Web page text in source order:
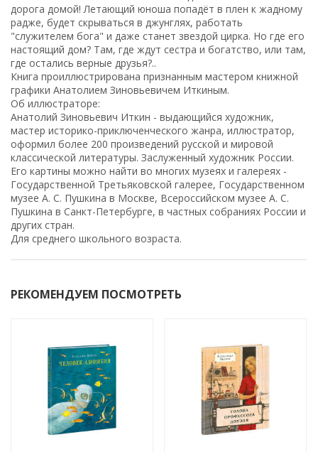
дорога домой! Летающий юноша попадёт в плен к жадному
радже, будет скрываться в джунглях, работать
"служителем бога" и даже станет звездой цирка. Но где его
настоящий дом? Там, где ждут сестра и богатство, или там,
где остались верные друзья?..
Книга проиллюстрирована признанным мастером книжной
графики Анатолием Зиновьевичем Иткиным.
Об иллюстраторе:
Анатолий Зиновьевич Иткин - выдающийся художник,
мастер историко-приключенческого жанра, иллюстратор,
оформил более 200 произведений русской и мировой
классической литературы. Заслуженный художник России.
Его картины можно найти во многих музеях и галереях -
Государственной Третьяковской галерее, Государственном
музее А. С. Пушкина в Москве, Всероссийском музее А. С.
Пушкина в Санкт-Петербурге, в частных собраниях России и
других стран.
Для среднего школьного возраста.
РЕКОМЕНДУЕМ ПОСМОТРЕТЬ